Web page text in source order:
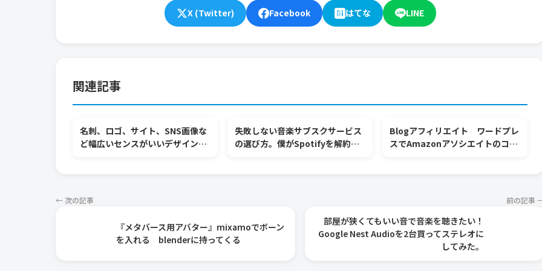
X (Twitter) Facebook はてな LINE
関連記事
名刺、ロゴ、サイト、SNS画像な
ど幅広いセンスがいいデザインテ
失敗しない音楽サブスクサービス
の選び方。僕がSpotifyを解約し
Blogアフィリエイト ワードプレ
スでAmazonアソシエイトのコー
← 次の記事
『メタバース用アバター』mixamoでボーン
を入れる blenderに持ってくる
前の記事
部屋が狭くてもいい音で音楽を聴きたい！
Google Nest Audioを2台買ってステレオに
してみた。